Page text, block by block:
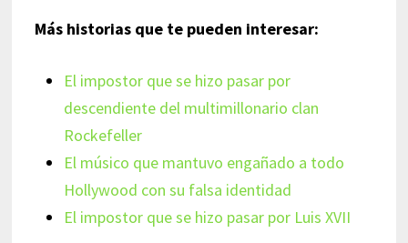
Más historias que te pueden interesar:
El impostor que se hizo pasar por
descendiente del multimillonario clan
Rockefeller
El músico que mantuvo engañado a todo
Hollywood con su falsa identidad
El impostor que se hizo pasar por Luis XVII